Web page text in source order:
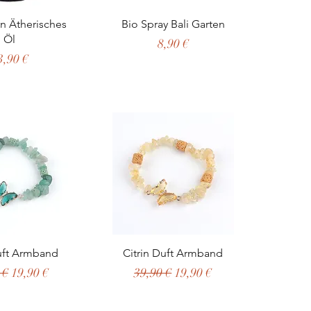
Ätherisches
Öl
€
Schnellansicht
Bio Spray Bali Garten
Preis
8,90 €
Armband
Sale-Preis
19,90 €
Schnellansicht
Citrin Duft Armband
Standardpreis
39,90 € Sale-Preis
19,90 €